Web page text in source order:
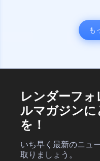
も
レンダーフ
ルマガジン
を！
いち早く最新のニュ
取りましょう。